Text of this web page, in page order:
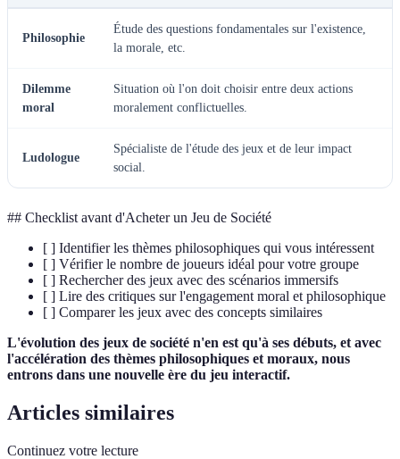
Philosophie
Étude des questions fondamentales sur l'existence,
la morale, etc.
Dilemme
moral
Situation où l'on doit choisir entre deux actions
moralement conflictuelles.
Ludologue
Spécialiste de l'étude des jeux et de leur impact
social.
## Checklist avant d'Acheter un Jeu de Société
[ ] Identifier les thèmes philosophiques qui vous intéressent
[ ] Vérifier le nombre de joueurs idéal pour votre groupe
[ ] Rechercher des jeux avec des scénarios immersifs
[ ] Lire des critiques sur l'engagement moral et philosophique
[ ] Comparer les jeux avec des concepts similaires
L'évolution des jeux de société n'en est qu'à ses débuts, et avec
l'accélération des thèmes philosophiques et moraux, nous
entrons dans une nouvelle ère du jeu interactif.
Articles similaires
Continuez votre lecture